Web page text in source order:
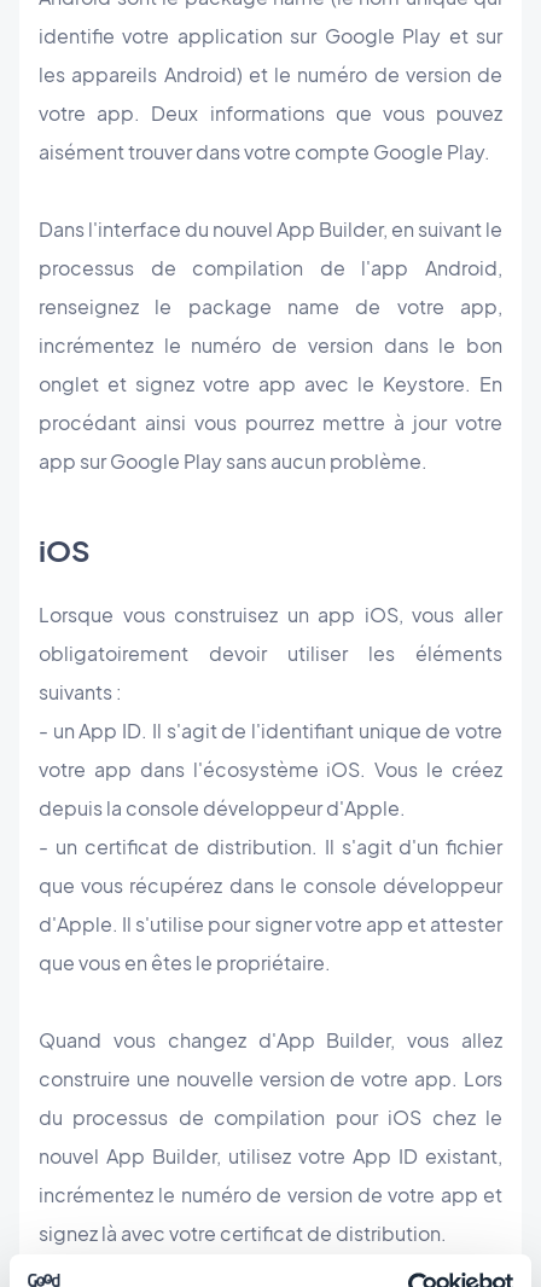
identifie votre application sur Google Play et sur
les appareils Android) et le numéro de version de
votre app. Deux informations que vous pouvez
aisément trouver dans votre compte Google Play.
Dans l'interface du nouvel App Builder, en suivant le
processus de compilation de l'app Android,
renseignez le package name de votre app,
incrémentez le numéro de version dans le bon
onglet et signez votre app avec le Keystore. En
procédant ainsi vous pourrez mettre à jour votre
app sur Google Play sans aucun problème.
iOS
Lorsque vous construisez un app iOS, vous aller
obligatoirement devoir utiliser les éléments
suivants :
- un App ID. Il s'agit de l'identifiant unique de votre
votre app dans l'écosystème iOS. Vous le créez
depuis la console développeur d'Apple.
- un certificat de distribution. Il s'agit d'un fichier
que vous récupérez dans le console développeur
d'Apple. Il s'utilise pour signer votre app et attester
que vous en êtes le propriétaire.
Quand vous changez d'App Builder, vous allez
construire une nouvelle version de votre app. Lors
du processus de compilation pour iOS chez le
nouvel App Builder, utilisez votre App ID existant,
incrémentez le numéro de version de votre app et
signez là avec votre certificat de distribution.